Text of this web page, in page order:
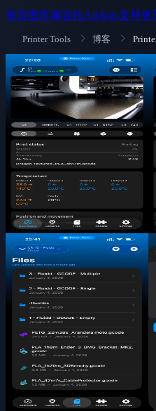
首页图库兼容性Addons支持更
Printer Tools 博客